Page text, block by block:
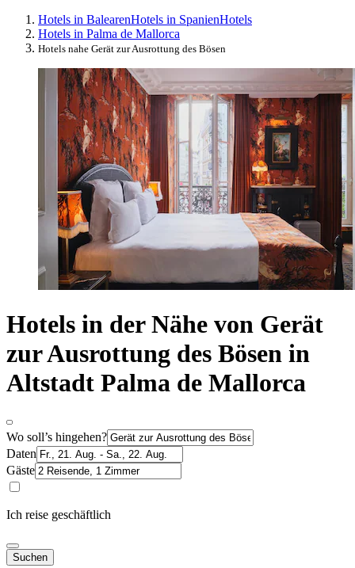
Hotels in BalearenHotels in SpanienHotels
Hotels in Palma de Mallorca
Hotels nahe Gerät zur Ausrottung des Bösen
Hotels in der Nähe von Gerät
zur Ausrottung des Bösen in
Altstadt Palma de Mallorca
Wo soll’s hingehen?
Daten
Gäste
Ich reise geschäftlich
Suchen